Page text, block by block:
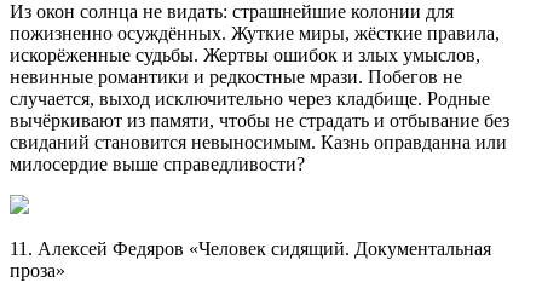
Из окон солнца не видать: страшнейшие колонии для
пожизненно осуждённых. Жуткие миры, жёсткие правила,
искорёженные судьбы. Жертвы ошибок и злых умыслов,
невинные романтики и редкостные мрази. Побегов не
случается, выход исключительно через кладбище. Родные
вычёркивают из памяти, чтобы не страдать и отбывание без
свиданий становится невыносимым. Казнь оправданна или
милосердие выше справедливости?
11. Алексей Федяров «Человек сидящий. Документальная
проза»